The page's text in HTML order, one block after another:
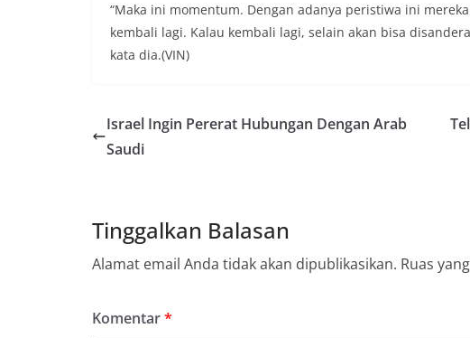
“Maka ini momentum. Dengan adanya peristiwa ini
kembali lagi. Kalau kembali lagi, selain akan bisa
kata dia.(VIN)
Israel Ingin Pererat Hubungan Dengan Arab
Saudi
Tinggalkan Balasan
Alamat email Anda tidak akan dipublikasikan. Ruas
Komentar*